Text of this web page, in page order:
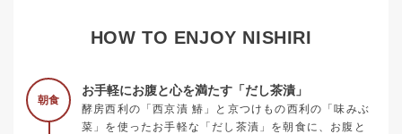
HOW TO ENJOY NISHIRI
朝食
お手軽にお腹と心を満たす「だし茶漬」
酵房西利の「西京漬 鰆」と京つけもの西利の「味みぶ
菜」を使ったお手軽な「だし茶漬」を朝食に、お腹と